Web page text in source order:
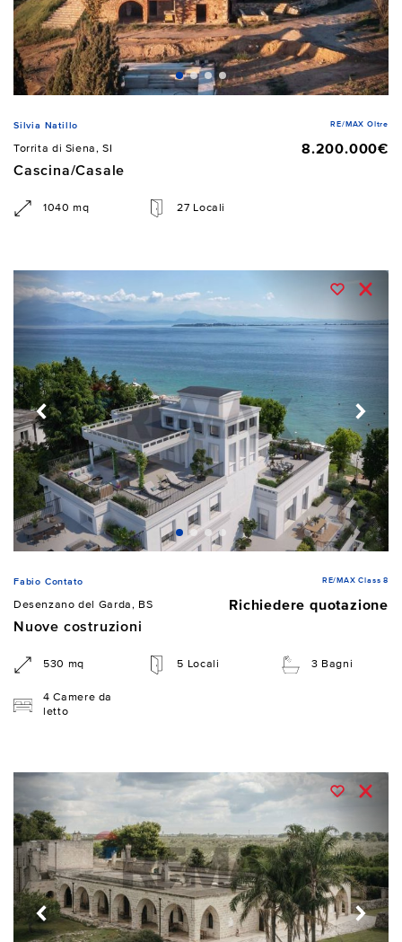
Silvia Natillo RE/MAX Oltre
Torrita di Siena, SI
8.200.000€
Cascina/Casale
1040 mq 27 Locali
Fabio Contato RE/MAX Class 8
Desenzano del Garda, BS
Richiedere quotazione
Nuove costruzioni
530 mq 5 Locali 3 Bagni
4 Camere da
letto